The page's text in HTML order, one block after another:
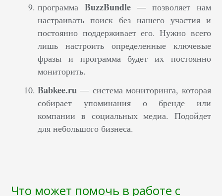
программа BuzzBundle— позволяет нам
настраивать поиск без нашего участия и
постоянно поддерживает его. Нужно всего
лишь настроить определенные ключевые
фразы и программа будет их постоянно
мониторить.
Babkee.ru — система мониторинга, которая
собирает упоминания о бренде или
компании в социальных медиа. Подойдет
для небольшого бизнеса.
Что может помочь в работе с